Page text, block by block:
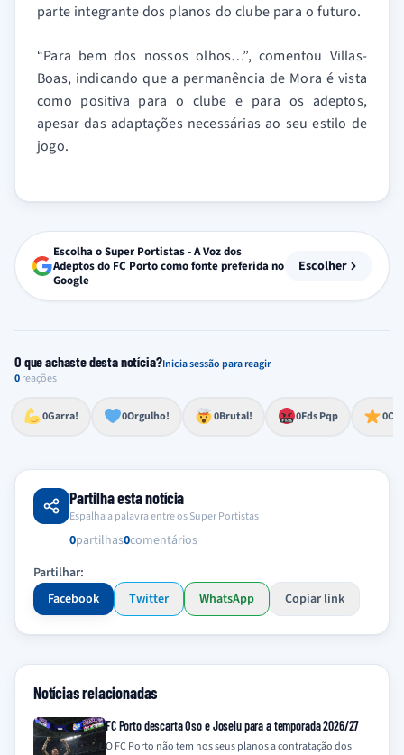
parte integrante dos planos do clube para o futuro.
“Para bem dos nossos olhos…”, comentou Villas-
Boas, indicando que a permanência de Mora é vista
como positiva para o clube e para os adeptos,
apesar das adaptações necessárias ao seu estilo de
jogo.
Escolha o Super Portistas - A Voz dos
Adeptos do FC Porto como fonte preferida no
Google
Escolher
O que achaste desta notícia?Inicia sessão para reagir
0reações
0Garra!
Esforço, determinação, aprovação forte
0Orgulho!
Lealdade, amor clubístico, sentimento profundo
0Brutal!
Impressionante, chocante, de grande impacto 0Fds Pqp
Reação de desespero, raiva, frustração ou espanto extremo 0
Excelência, destaque, o melhor
Partilha esta notícia
Espalha a palavra entre os Super Portistas
0partilhas0comentários
Partilhar:
Facebook
Twitter WhatsApp Copiar link
Notícias relacionadas
FC Porto descarta Oso e Joselu para a temporada 2026/27
O FC Porto não tem nos seus planos a contratação dos